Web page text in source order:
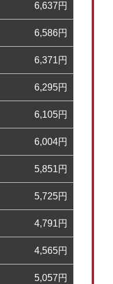
6,637円
6,586円
6,371円
6,295円
6,105円
6,004円
5,851円
5,725円
4,791円
4,565円
5,057円